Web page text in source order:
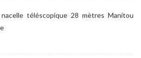
téléscopique 28 mètres Manitou